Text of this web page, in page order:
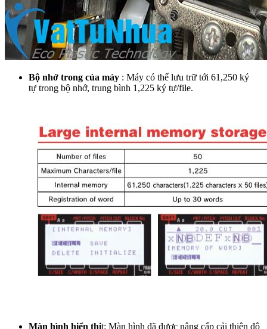
Bộ nhớ trong của máy : Máy có thể lưu trữ tới 61,250 ký
tự trong bộ nhớ, trung bình 1,225 ký tự/file.
Màn hình hiển thịt: Màn hình đã được nâng cấp cải thiện độ